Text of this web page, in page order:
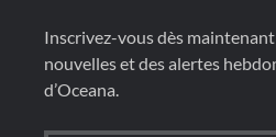
Inscrivez-vous dès
nouvelles et des alertes
d’Oceana.